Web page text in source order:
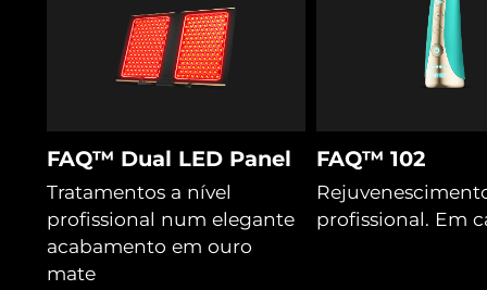
FAQ™ Dual LED Panel
Tratamentos a nível
profissional num elegante
acabamento em ouro
mate
FAQ™ 102
profissional. Em